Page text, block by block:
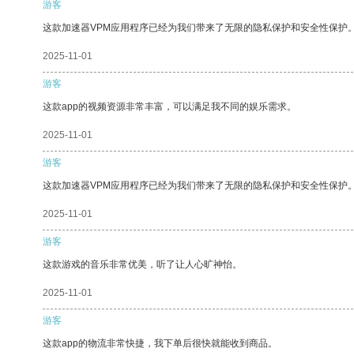
游客
这款加速器VPM应用程序已经为我们带来了无限的隐私保护和安全性保护
2025-11-01
游客
这款app的视频资源非常丰富，可以满足我不同的娱乐需求。
2025-11-01
游客
这款加速器VPM应用程序已经为我们带来了无限的隐私保护和安全性保护
2025-11-01
游客
这款游戏的音乐非常优美，听了让人心旷神怡。
2025-11-01
游客
这款app的物流非常快捷，我下单后很快就能收到商品。